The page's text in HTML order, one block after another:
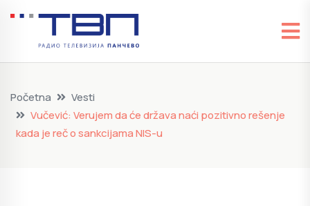
Početna
Vesti
Vučević: Verujem da će država naći pozitivno rešenje
kada je reč o sankcijama NIS-u